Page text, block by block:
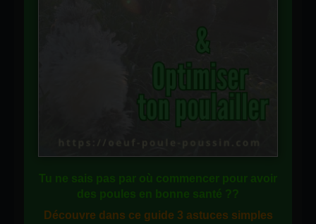
Tu ne sais pas par où commencer pour avoir
des poules en bonne santé ??
Découvre dans ce guide 3 astuces simples